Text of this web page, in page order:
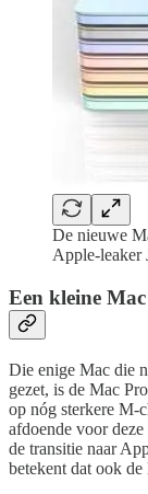
De nieuwe
Apple-leaker
Een kleine
Die enige Mac die
gezet, is de Mac
op nóg sterkere M-
afdoende voor
de transitie naar
betekent dat ook